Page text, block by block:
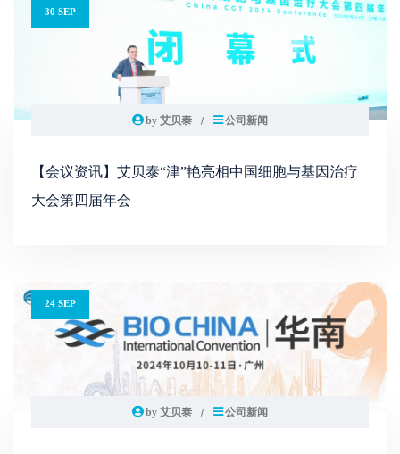
30 SEP
by 艾贝泰 公司新闻
【会议资讯】艾贝泰“津”艳亮相中国细胞与基因治疗
大会第四届年会
24 SEP
by 艾贝泰 公司新闻